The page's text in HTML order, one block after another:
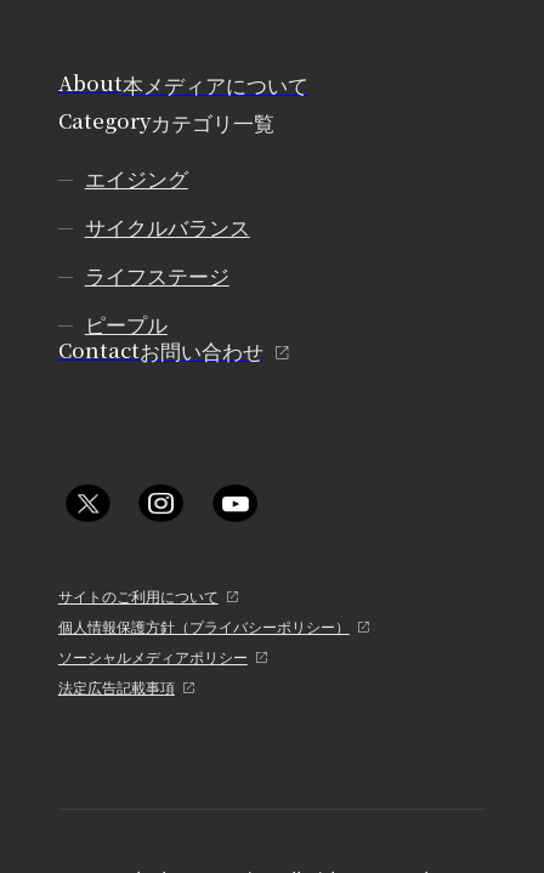
本メディアについて
About
カテゴリ一覧
Category
エイジング
サイクルバランス
ライフステージ
ピープル
お問い合わせ
Contact
サイトのご利用について
個人情報保護方針（プライバシーポリシー）
ソーシャルメディアポリシー
法定広告記載事項